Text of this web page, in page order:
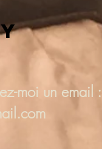
moi un email :